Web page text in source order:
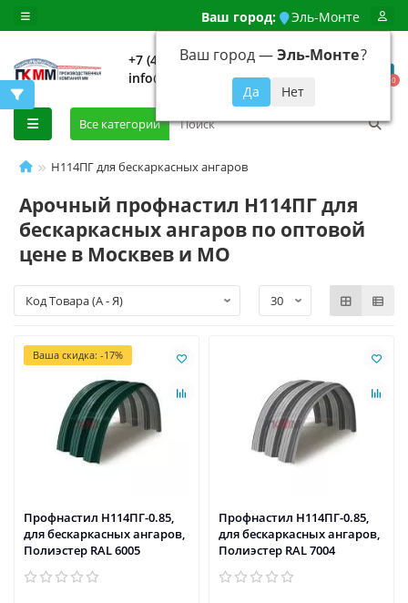
Ваш город: Эль-Монте
Ваш город —Эль-Монте?
+7 (499) 648-92-94
info@evroshtaketnikmoskva.ru
0
Все категории
Н114ПГ для бескаркасных ангаров
Арочный профнастил Н114ПГ для
бескаркасных ангаров по оптовой
цене в Москвев и МО
Ваша скидка: -17%
Профнастил H114ПГ-0.85,
для бескаркасных ангаров,
Полиэстер RAL 6005
Профнастил H114ПГ-0.85,
для бескаркасных ангаров,
Полиэстер RAL 7004